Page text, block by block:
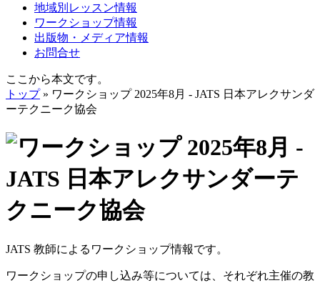
地域別レッスン情報
ワークショップ情報
出版物・メディア情報
お問合せ
ここから本文です。
トップ» ワークショップ 2025年8月 - JATS 日本アレクサンダ
ーテクニーク協会
JATS 教師によるワークショップ情報です。
ワークショップの申し込み等については、それぞれ主催の教